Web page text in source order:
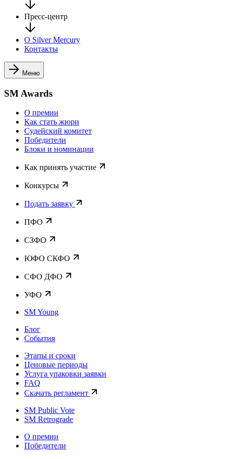
Пресс-центр
О Silver Mercury
Контакты
Меню
SM Awards
О премии
Как стать жюри
Судейский комитет
Победители
Блоки и номинации
Как принять участие
Конкурсы
Подать заявку
ПФО
СЗФО
ЮФО СКФО
CФО ДФО
УФО
SM Young
Блог
События
Этапы и сроки
Ценовые периоды
Услуга упаковки заявки
FAQ
Скачать регламент
SM Public Vote
SM Retrograde
О премии
Победители